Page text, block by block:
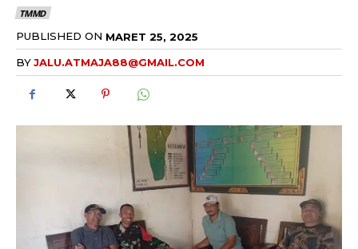
TMMD
PUBLISHED ON MARET 25, 2025
BYJALU.ATMAJA88@GMAIL.COM